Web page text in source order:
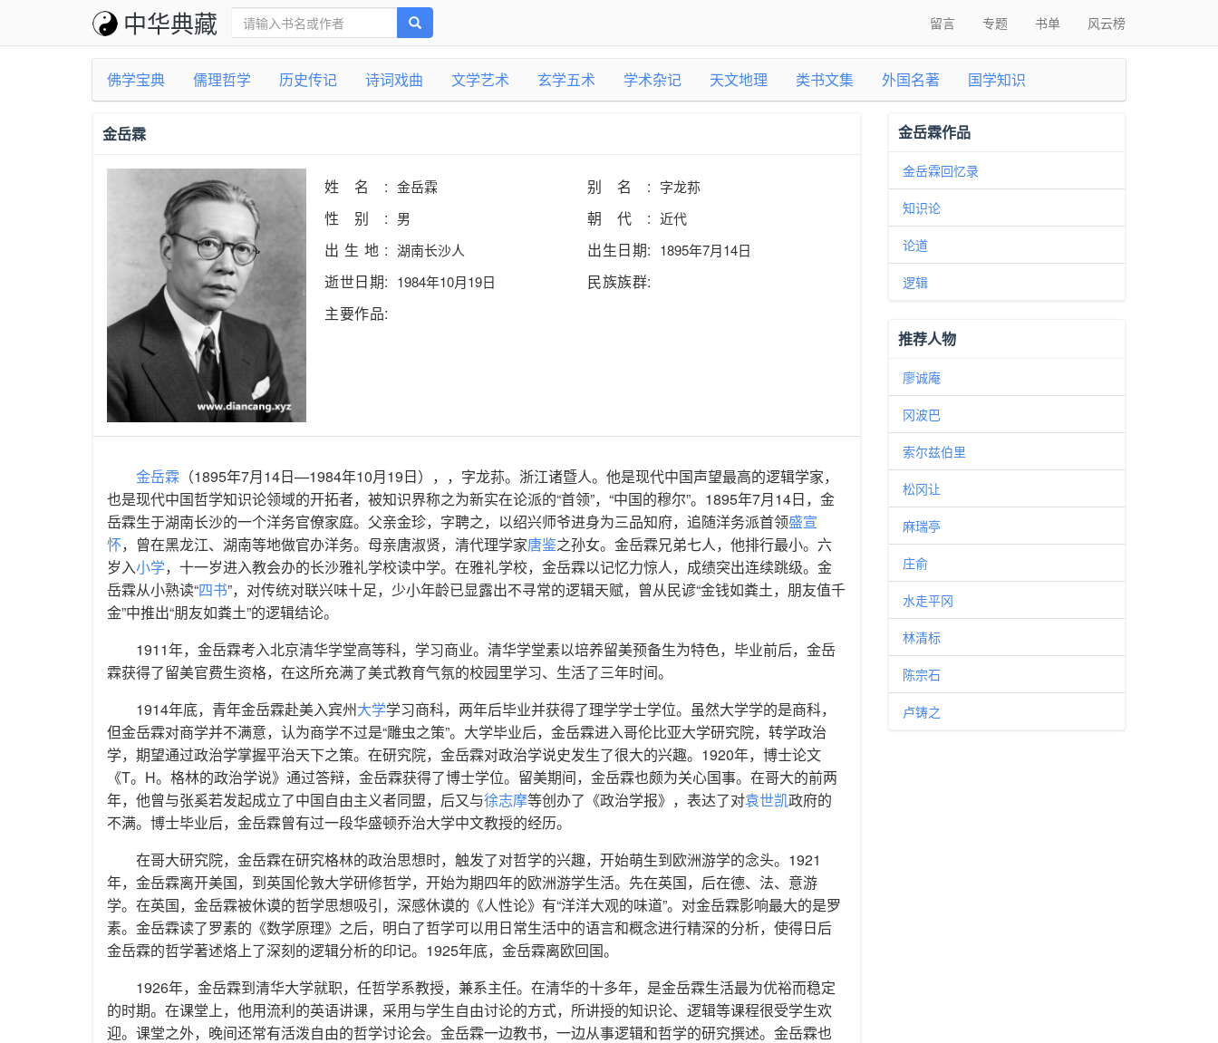
中华典藏 留言 专题 书单 风云榜
佛学宝典 儒理哲学 历史传记 诗词戏曲 文学艺术 玄学五术 学术杂记 天文地理 类书文集 外国名著 国学知识
金岳霖
姓名: 金岳霖 别名: 字龙荪
性别: 男 朝代: 近代
出生地: 湖南长沙人 出生日期: 1895年7月14日
逝世日期: 1984年10月19日
民族族群:
主要作品:
金岳霖 （1895年7月14日—1984年10月19日），，字龙荪。浙江诸暨人。他是现代中国声望最高的逻辑学家，
也是现代中国哲学知识论领域的开拓者，被知识界称之为新实在论派的“首领”，“中国的穆尔”。1895年7月14日，金
岳霖生于湖南长沙的一个洋务官僚家庭。父亲金珍，字聘之，以绍兴师爷进身为三品知府，追随洋务派首领盛宣
怀，曾在黑龙江、湖南等地做官办洋务。母亲唐淑贤，清代理学家唐鉴之孙女。金岳霖兄弟七人，他排行最小。六
岁入小学，十一岁进入教会办的长沙雅礼学校读中学。在雅礼学校，金岳霖以记忆力惊人，成绩突出连续跳级。金
岳霖从小熟读“四书”，对传统对联兴味十足，少小年龄已显露出不寻常的逻辑天赋，曾从民谚“金钱如粪土，朋友值千
金”中推出“朋友如粪土”的逻辑结论。
1911年，金岳霖考入北京清华学堂高等科，学习商业。清华学堂素以培养留美预备生为特色，毕业前后，金岳
霖获得了留美官费生资格，在这所充满了美式教育气氛的校园里学习、生活了三年时间。
1914年底，青年金岳霖赴美入宾州大学学习商科，两年后毕业并获得了理学学士学位。虽然大学学的是商科，
但金岳霖对商学并不满意，认为商学不过是“雕虫之策”。大学毕业后，金岳霖进入哥伦比亚大学研究院，转学政治
学，期望通过政治学掌握平治天下之策。在研究院，金岳霖对政治学说史发生了很大的兴趣。1920年，博士论文
《T。H。格林的政治学说》通过答辩，金岳霖获得了博士学位。留美期间，金岳霖也颇为关心国事。在哥大的前两
年，他曾与张奚若发起成立了中国自由主义者同盟，后又与徐志摩等创办了《政治学报》，表达了对袁世凯政府的
不满。博士毕业后，金岳霖曾有过一段华盛顿乔治大学中文教授的经历。
在哥大研究院，金岳霖在研究格林的政治思想时，触发了对哲学的兴趣，开始萌生到欧洲游学的念头。1921
年，金岳霖离开美国，到英国伦敦大学研修哲学，开始为期四年的欧洲游学生活。先在英国，后在德、法、意游
学。在英国，金岳霖被休谟的哲学思想吸引，深感休谟的《人性论》有“洋洋大观的味道”。对金岳霖影响最大的是罗
素。金岳霖读了罗素的《数学原理》之后，明白了哲学可以用日常生活中的语言和概念进行精深的分析，使得日后
金岳霖的哲学著述烙上了深刻的逻辑分析的印记。1925年底，金岳霖离欧回国。
1926年，金岳霖到清华大学就职，任哲学系教授，兼系主任。在清华的十多年，是金岳霖生活最为优裕而稳定
的时期。在课堂上，他用流利的英语讲课，采用与学生自由讨论的方式，所讲授的知识论、逻辑等课程很受学生欢
迎。课堂之外，晚间还常有活泼自由的哲学讨论会。金岳霖一边教书，一边从事逻辑和哲学的研究撰述。金岳霖也
金岳霖作品
金岳霖回忆录
知识论
论道
逻辑
推荐人物
廖诚庵
冈波巴
索尔兹伯里
松冈让
麻瑞亭
庄俞
水走平冈
林清标
陈宗石
卢铸之